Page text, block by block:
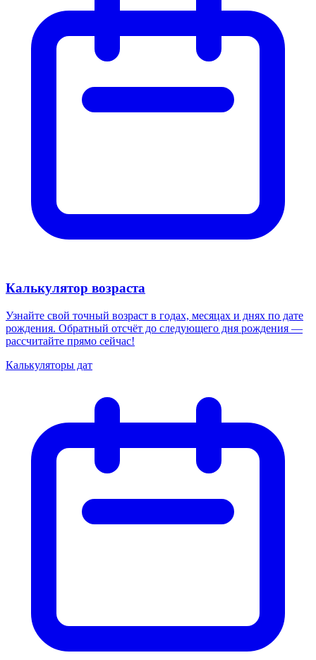
Калькулятор возраста
Узнайте свой точный возраст в годах, месяцах и днях по дате
рождения. Обратный отсчёт до следующего дня рождения —
рассчитайте прямо сейчас!
Калькуляторы дат